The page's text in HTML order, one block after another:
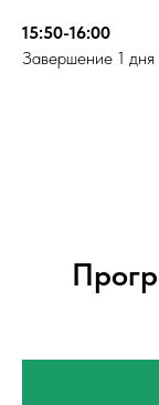
15:50-16:00
Завершение 1